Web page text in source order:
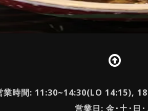
業時間: 11:30~14:30(LO 14:15),
営業日: 金･土･日･